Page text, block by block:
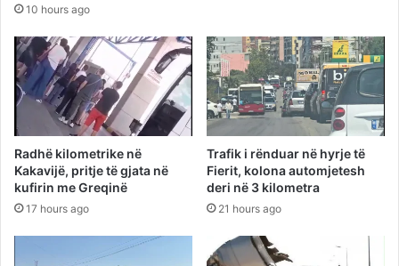
10 hours ago
Radhë kilometrike në
Kakavijë, pritje të gjata në
kufirin me Greqinë
17 hours ago
Trafik i rënduar në hyrje të
Fierit, kolona automjetesh
deri në 3 kilometra
21 hours ago